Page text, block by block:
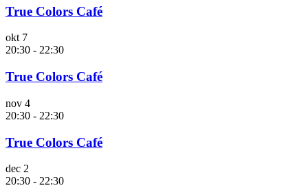
True Colors Café
okt 7
20:30 - 22:30
True Colors Café
nov 4
20:30 - 22:30
True Colors Café
dec 2
20:30 - 22:30